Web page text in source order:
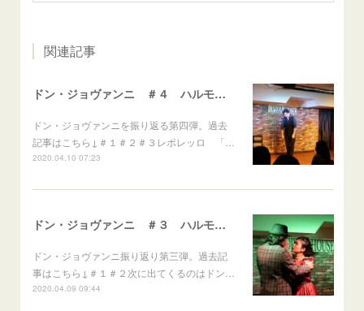
関連記事
ドン・ジョヴァンニ ＃４ ハルモニームジーク vol.15
ドン・ジョヴァンニを振り返る第四弾。過去
記事はこちら↓＃１＃２＃３レポレッロ 「…
2020.04.10 07:23
ドン・ジョヴァンニ ＃３ ハルモニームジーク vol.15
ドン・ジョヴァンニ振り返り第三弾。過去記
事はこちら↓＃１＃２次に出てくるのはドン…
2020.04.09 09:44